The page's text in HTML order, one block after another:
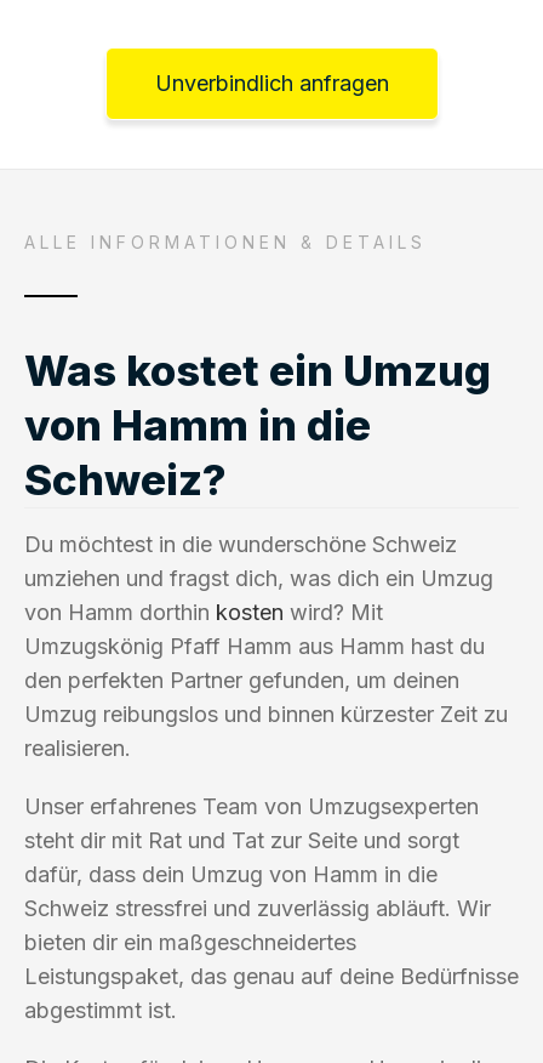
Unverbindlich anfragen
ALLE INFORMATIONEN & DETAILS
Was kostet ein Umzug
von Hamm in die
Schweiz?
Du möchtest in die wunderschöne Schweiz
umziehen und fragst dich, was dich ein Umzug
von Hamm dorthin kosten wird? Mit
Umzugskönig Pfaff Hamm aus Hamm hast du
den perfekten Partner gefunden, um deinen
Umzug reibungslos und binnen kürzester Zeit zu
realisieren.
Unser erfahrenes Team von Umzugsexperten
steht dir mit Rat und Tat zur Seite und sorgt
dafür, dass dein Umzug von Hamm in die
Schweiz stressfrei und zuverlässig abläuft. Wir
bieten dir ein maßgeschneidertes
Leistungspaket, das genau auf deine Bedürfnisse
abgestimmt ist.